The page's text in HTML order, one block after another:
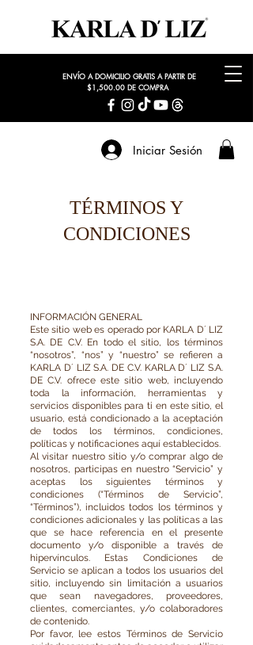
ENVÍO A DOMICILIO GRATIS A PARTIR DE
$1,500.00 DE COMPRA
Iniciar Sesión
TÉRMINOS Y
CONDICIONES
INFORMACIÓN GENERAL
Este sitio web es operado por KARLA D´ LIZ
S.A. DE C.V. En todo el sitio, los términos
“nosotros”, “nos” y “nuestro” se refieren a
KARLA D´ LIZ S.A. DE C.V. KARLA D´ LIZ S.A.
DE C.V. ofrece este sitio web, incluyendo
toda la información, herramientas y
servicios disponibles para ti en este sitio, el
usuario, está condicionado a la aceptación
de todos los términos, condiciones,
políticas y notificaciones aquí establecidos.
Al visitar nuestro sitio y/o comprar algo de
nosotros, participas en nuestro “Servicio” y
aceptas los siguientes términos y
condiciones (“Términos de Servicio”,
“Términos”), incluidos todos los términos y
condiciones adicionales y las políticas a las
que se hace referencia en el presente
documento y/o disponible a través de
hipervínculos. Estas Condiciones de
Servicio se aplican a todos los usuarios del
sitio, incluyendo sin limitación a usuarios
que sean navegadores, proveedores,
clientes, comerciantes, y/o colaboradores
de contenido.
Por favor, lee estos Términos de Servicio